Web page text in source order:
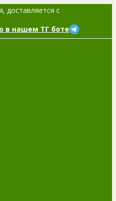
доставляется с
в нашем ТГ боте